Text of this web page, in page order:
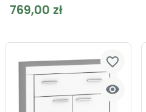
769,00 zł

favorite_border